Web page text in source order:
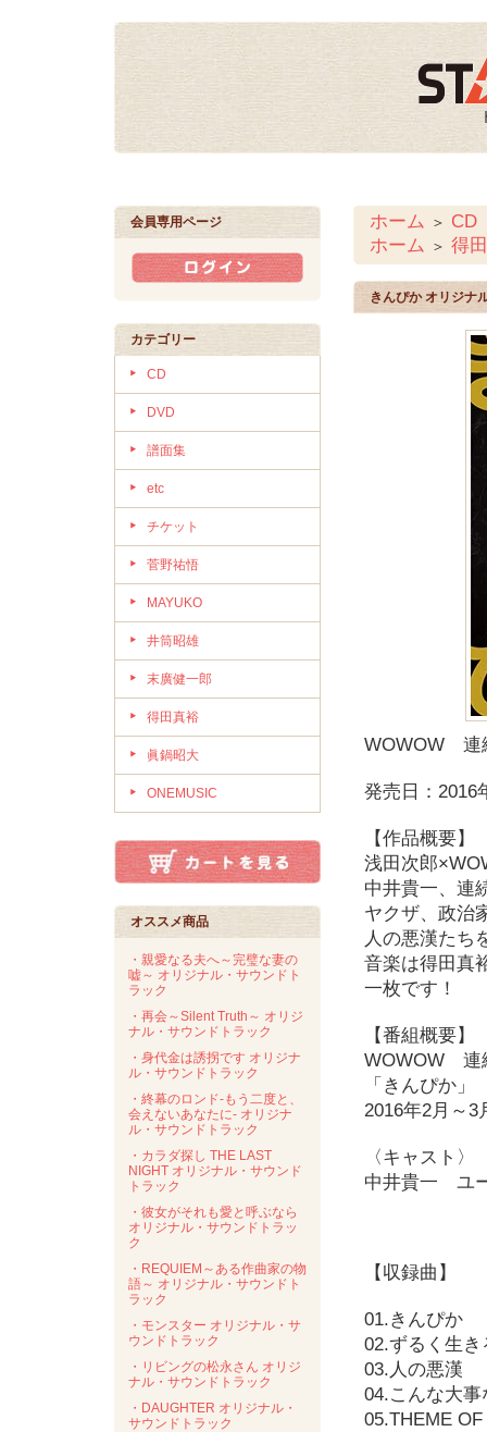
会員専用ページ
カテゴリー
CD
DVD
譜面集
etc
チケット
菅野祐悟
MAYUKO
井筒昭雄
末廣健一郎
得田真裕
眞鍋昭大
ONEMUSIC
オススメ商品
・親愛なる夫へ～完璧な妻の
嘘～ オリジナル・サウンドト
ラック
・再会～Silent Truth～ オリジ
ナル・サウンドトラック
・身代金は誘拐です オリジナ
ル・サウンドトラック
・終幕のロンド-もう二度と、
会えないあなたに- オリジナ
ル・サウンドトラック
・カラダ探し THE LAST
NIGHT オリジナル・サウンド
トラック
・彼女がそれも愛と呼ぶなら
オリジナル・サウンドトラッ
ク
・REQUIEM～ある作曲家の物
語～ オリジナル・サウンドト
ラック
・モンスター オリジナル・サ
ウンドトラック
・リビングの松永さん オリジ
ナル・サウンドトラック
・DAUGHTER オリジナル・
サウンドトラック
ホーム ＞ CD
ホーム ＞ 得
きんぴか オリジナ
WOWOW 連
発売日：2016
【作品概要】
浅田次郎
中井貴一、連
ヤクザ、政治
人の悪漢たち
音楽は得田真
一枚です！
【番組概要】
WOWOW 連
「きんぴか」
2016年2月～3
〈キャスト〉
中井貴一 ユ
【収録曲】
01.きんぴか
02.ずるく生
03.人の悪漢
04.こんな大
05.THEME